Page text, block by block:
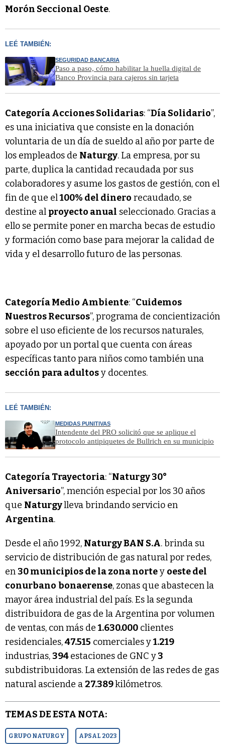
Morón Seccional Oeste.
LEÉ TAMBIÉN:
SEGURIDAD BANCARIA
Paso a paso, cómo habilitar la huella digital de
Banco Provincia para cajeros sin tarjeta
Categoría Acciones Solidarias: “Día Solidario”,
es una iniciativa que consiste en la donación
voluntaria de un día de sueldo al año por parte de
los empleados de Naturgy. La empresa, por su
parte, duplica la cantidad recaudada por sus
colaboradores y asume los gastos de gestión, con el
fin de que el100% del dinero recaudado, se
destine al proyecto anual seleccionado. Gracias a
ello se permite poner en marcha becas de estudio
y formación como base para mejorar la calidad de
vida y el desarrollo futuro de las personas.
Categoría Medio Ambiente: “Cuidemos
Nuestros Recursos”, programa de concientización
sobre el uso eficiente de los recursos naturales,
apoyado por un portal que cuenta con áreas
específicas tanto para niños como también una
sección para adultosy docentes.
LEÉ TAMBIÉN:
MEDIDAS PUNITIVAS
Intendente del PRO solicitó que se aplique el
protocolo antipiquetes de Bullrich en su municipio
Categoría Trayectoria: “Naturgy 30°
Aniversario”, mención especial por los 30 años
que Naturgylleva brindando servicio en
Argentina.
Desde el año 1992, Naturgy BAN S.A. brinda su
servicio de distribución de gas natural por redes,
en30 municipios de la zona nortey oeste del
conurbano bonaerense, zonas que abastecen la
mayor área industrial del país. Es la segunda
distribuidora de gas de la Argentina por volumen
de ventas, con más de1.630.000 clientes
residenciales,47.515 comerciales y1.219
industrias,394estaciones de GNC y3
subdistribuidoras. La extensión de las redes de gas
natural asciende a 27.389kilómetros.
TEMAS DE ESTA NOTA:
GRUPO NATURGY APSAL 2023